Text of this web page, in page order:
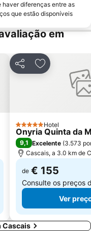
Champalimaud
Vasco da Gama
José Alvalade
Beach
Multiusos de Odivelas
Alfragide
haver diferenças entre as
que estão disponíveis
em
PartilharAdicionar
5 EstrelasHotel
Onyria Quinta da
9,1 Excelente (3.573
Cascais, a 3.0 km de
de € 155
Consulte os preços
Ver
Cascais